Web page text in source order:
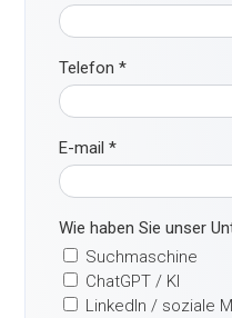
Telefon*
E-mail*
Wie haben Sie unser
Suchmaschine
ChatGPT / KI
LinkedIn / soziale